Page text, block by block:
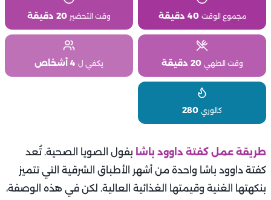
مجموع الوقت 40 دقيقة وقت التحضير 20 دقيقة
وقت الطهي 20 دقيقة يكفي ل 4 أشخاص
كالوري 280
طريقة عمل كفتة داوود باشا بفول الصويا الصحية. تُعد
كفتة داوود باشا واحدة من أشهر الأطباق الشرقية التي تتميز
بنكهتها الغنية وقيمتها الغذائية العالية. لكن في هذه الوصفة،